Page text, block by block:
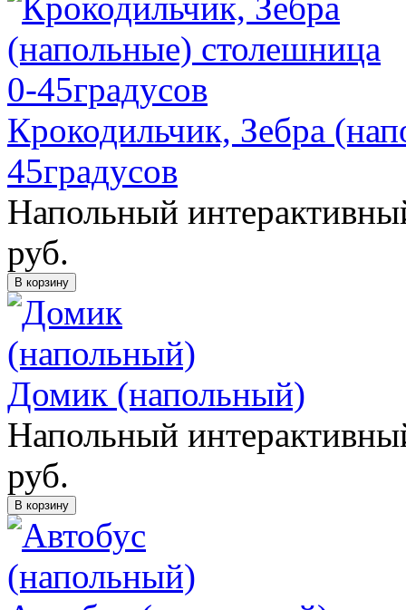
Крокодильчик, Зебра
45градусов
Напольный
руб.
В корзину
Домик (напольный)
Напольный
руб.
В корзину